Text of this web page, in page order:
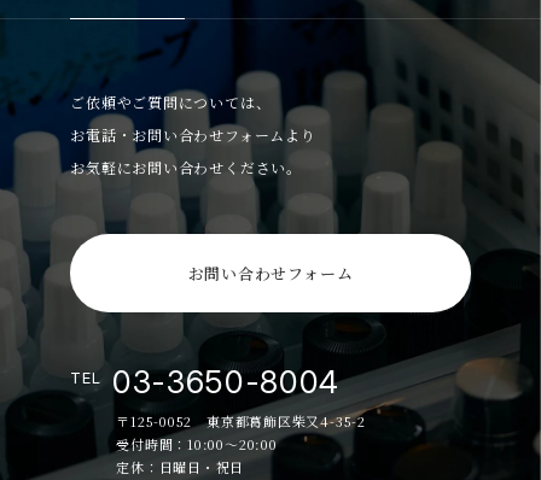
ご依頼やご質問については、
お電話・お問い合わせフォームより
お気軽にお問い合わせください。
お問い合わせフォーム
TEL 03-3650-8004
〒125-0052 東京都葛飾区柴又4-35-2
受付時間：10:00～20:00
定休：日曜日・祝日